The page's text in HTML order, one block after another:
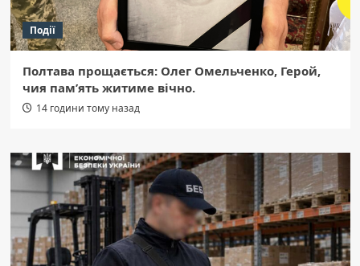
Події
Полтава прощається: Олег Омельченко, Герой,
чия пам’ять житиме вічно.
14 години тому назад